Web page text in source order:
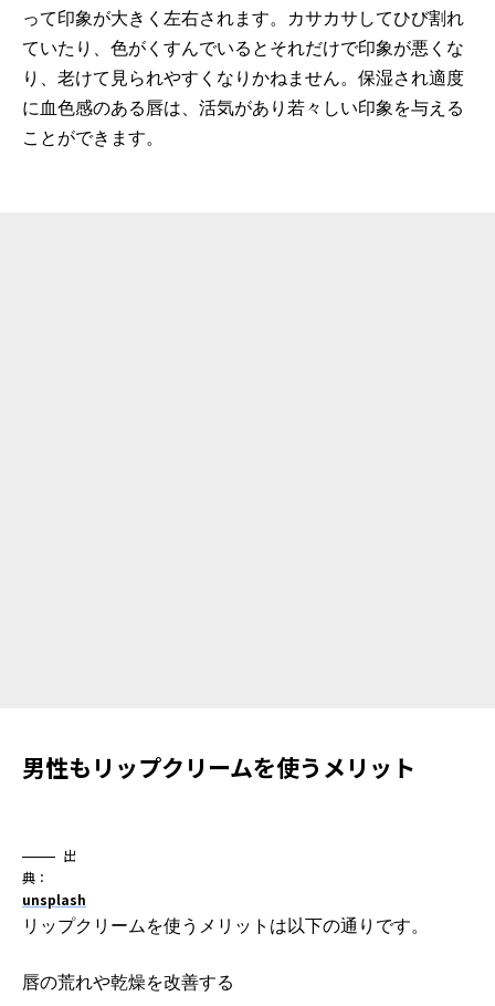
って印象が大きく左右されます。カサカサしてひび割れ
ていたり、色がくすんでいるとそれだけで印象が悪くな
り、老けて見られやすくなりかねません。保湿され適度
に血色感のある唇は、活気があり若々しい印象を与える
ことができます。
男性もリップクリームを使うメリット
出
典：
unsplash
リップクリームを使うメリットは以下の通りです。
唇の荒れや乾燥を改善する